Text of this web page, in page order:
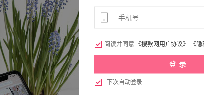
 阅读并同意 《搜款网用户协议》 《
 下次自动登录